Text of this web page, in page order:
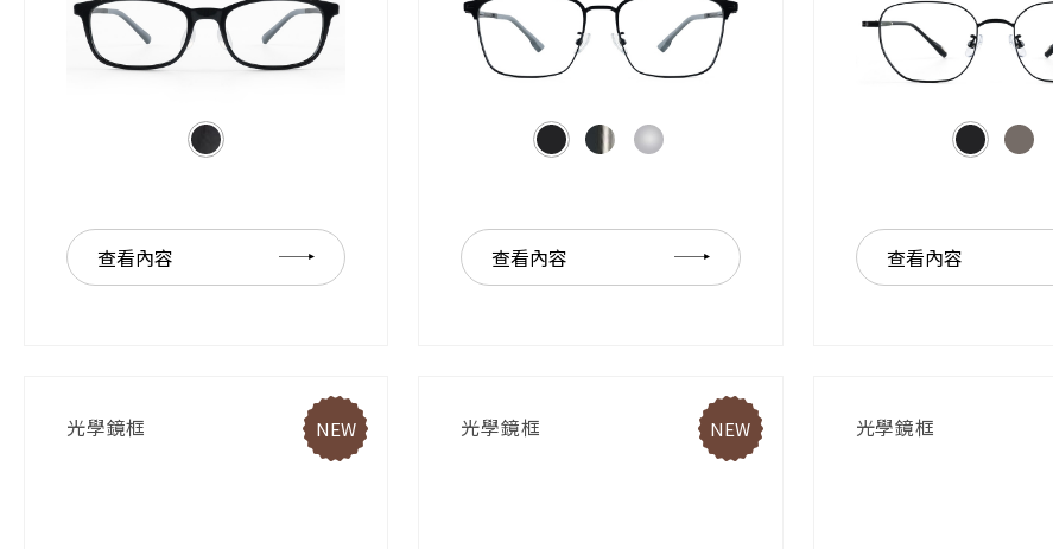
查看內容 查看內容 查看內容
光學鏡框 NEW 光學鏡框 NEW 光學鏡框